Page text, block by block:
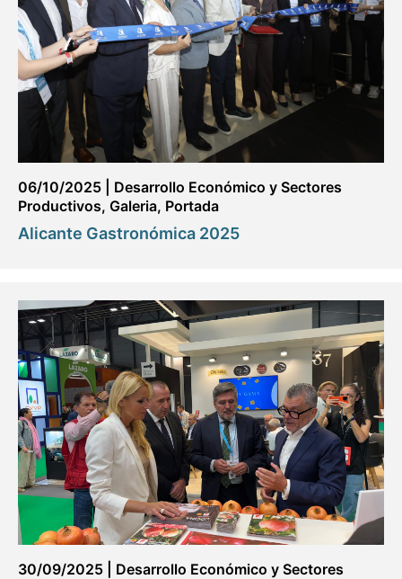
06/10/2025
Desarrollo Económico y Sectores
Productivos, Galeria, Portada
Alicante Gastronómica 2025
30/09/2025 Desarrollo Económico y Sectores